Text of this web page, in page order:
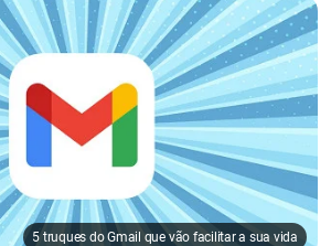
5 truques do Gmail que vão facilitar a sua vida